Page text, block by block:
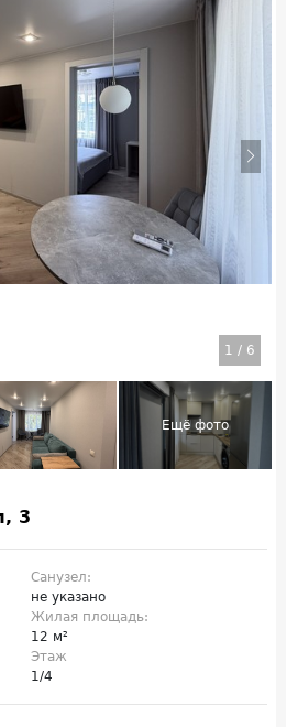
1 / 6
3
Санузел:
не указано
Жилая площадь:
12 м²
Этаж
1/4